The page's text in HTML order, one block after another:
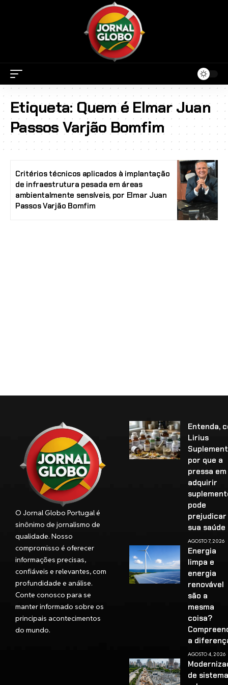
Etiqueta: Quem é Elmar Juan
Passos Varjão Bomfim
Critérios técnicos aplicados à implantação
de infraestrutura pesada em áreas
ambientalmente sensíveis, por Elmar Juan
Passos Varjão Bomfim
O Jornal Globo Portugal é
sinônimo de jornalismo de
qualidade. Nosso
compromisso é oferecer
informações precisas,
confiáveis e relevantes, com
profundidade e análise.
Conte conosco para se
manter informado sobre os
principais acontecimentos
do mundo.
Entenda,
Lirius
por que a
pressa em
adquirir
pode
prejudicar
sua
AGOSTO 7, 2026
Energia
limpa e
energia
renovável
são a
mesma
coisa?
a
AGOSTO 4, 2026
de